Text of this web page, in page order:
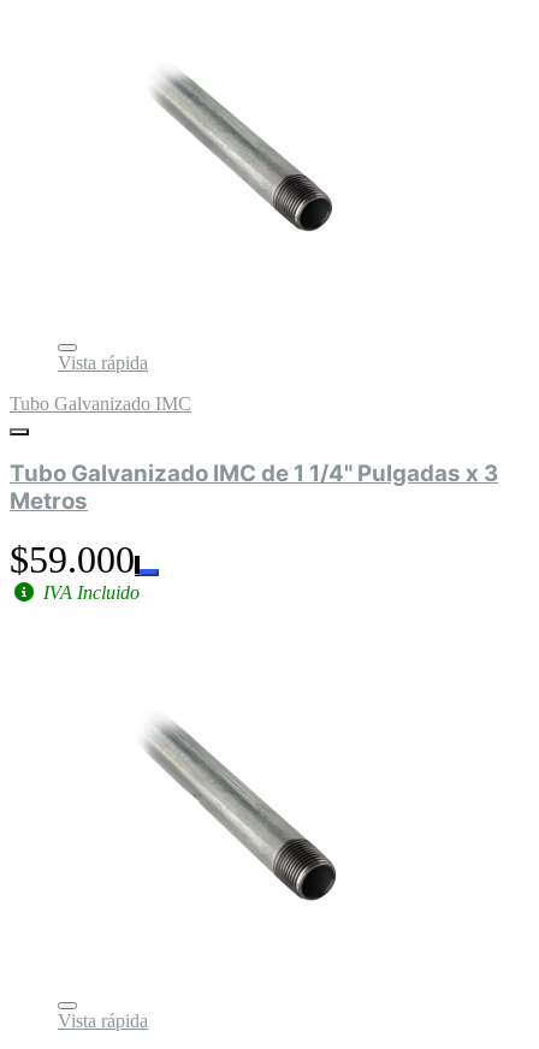
Vista rápida
Tubo Galvanizado IMC
Tubo Galvanizado IMC de 1 1/4" Pulgadas x 3
Metros
$59.000
IVA Incluido
Vista rápida